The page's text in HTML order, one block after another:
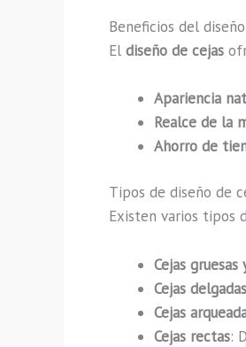
Beneficios del
El diseño de cejas
Apariencia
Realce de la
Ahorro de
Tipos de diseño de
Existen varios tipos
Cejas
Cejas
Cejas
Cejas rectas: